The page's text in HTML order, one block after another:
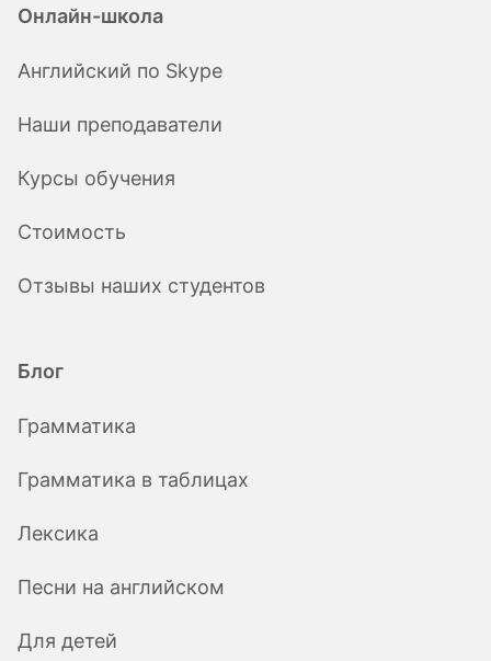
Онлайн-школа
Английский по Skype
Наши преподаватели
Курсы обучения
Стоимость
Отзывы наших студентов
Блог
Грамматика
Грамматика в таблицах
Лексика
Песни на английском
Для детей